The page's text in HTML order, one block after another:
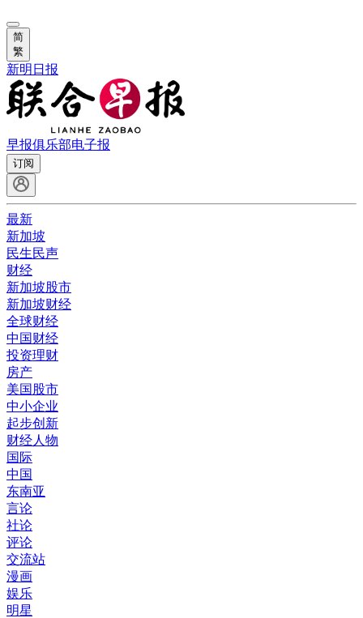
简
繁
新明日报
早报俱乐部电子报
订阅
最新
新加坡
民生民声
财经
新加坡股市
新加坡财经
全球财经
中国财经
投资理财
房产
美国股市
中小企业
起步创新
财经人物
国际
中国
东南亚
言论
社论
评论
交流站
漫画
娱乐
明星